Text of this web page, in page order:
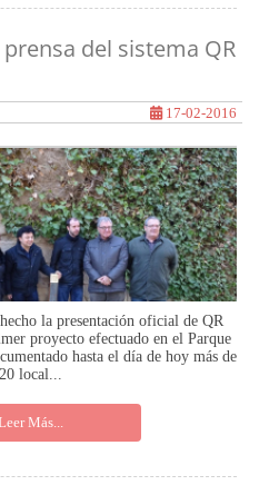
del sistema QR
17-02-2016
la presentación oficial de QR
proyecto efectuado en el Parque
hasta el día de hoy más de
20 local...
Más...